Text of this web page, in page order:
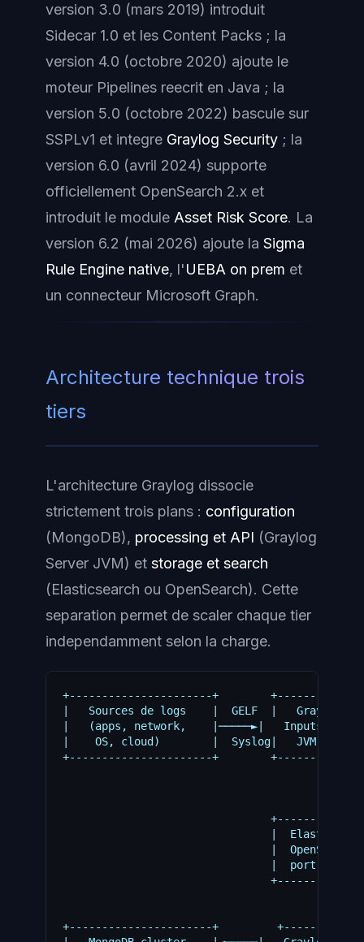
version 3.0 (mars 2019) introduit
Sidecar 1.0 et les Content Packs ; la
version 4.0 (octobre 2020) ajoute le
moteur Pipelines reecrit en Java ; la
version 5.0 (octobre 2022) bascule sur
SSPLv1 et integre Graylog Security ; la
version 6.0 (avril 2024) supporte
officiellement OpenSearch 2.x et
introduit le module Asset Risk Score. La
version 6.2 (mai 2026) ajoute la Sigma
Rule Engine native, l'UEBA on prem et
un connecteur Microsoft Graph.
Architecture technique trois
tiers
L'architecture Graylog dissocie
strictement trois plans : configuration
(MongoDB), processing et API (Graylog
Server JVM) et storage et search
(Elasticsearch ou OpenSearch). Cette
separation permet de scaler chaque tier
independamment selon la charge.
+----------------------+
|   Sources de logs    |  GELF  |   Graylog
|   (apps, network,    |─────►|   Inputs +
|    OS, cloud)        |  Syslog|   JVM 17,
+----------------------+        +-----------
|
|  OpenSearch
|  port 9200
+----------------------+         +----------